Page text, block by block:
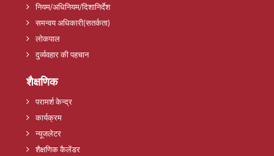
नियम/अधिनियम/दिशानिर्देश
समन्वय अधिकारी(सतर्कता)
लोकपाल
दुर्व्यवहार की पहचान
शैक्षणिक
परामर्श केन्द्र
कार्यक्रम
न्यूजलेटर
शैक्षणिक कैलेंडर